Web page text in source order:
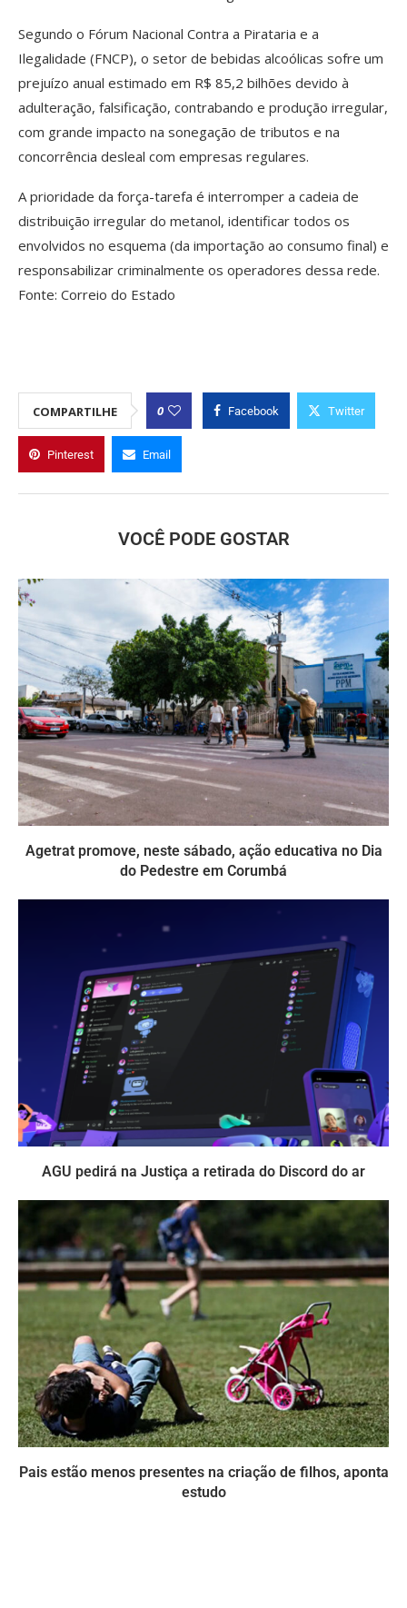
Segundo o Fórum Nacional Contra a Pirataria e a
Ilegalidade (FNCP), o setor de bebidas alcoólicas sofre um
prejuízo anual estimado em R$ 85,2 bilhões devido à
adulteração, falsificação, contrabando e produção irregular,
com grande impacto na sonegação de tributos e na
concorrência desleal com empresas regulares.
A prioridade da força-tarefa é interromper a cadeia de
distribuição irregular do metanol, identificar todos os
envolvidos no esquema (da importação ao consumo final) e
responsabilizar criminalmente os operadores dessa rede.
Fonte: Correio do Estado
COMPARTILHE 0 Facebook Twitter
Pinterest Email
VOCÊ PODE GOSTAR
Agetrat promove, neste sábado, ação educativa no Dia
do Pedestre em Corumbá
AGU pedirá na Justiça a retirada do Discord do ar
Pais estão menos presentes na criação de filhos, aponta
estudo